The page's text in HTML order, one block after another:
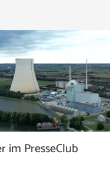
im PresseClub